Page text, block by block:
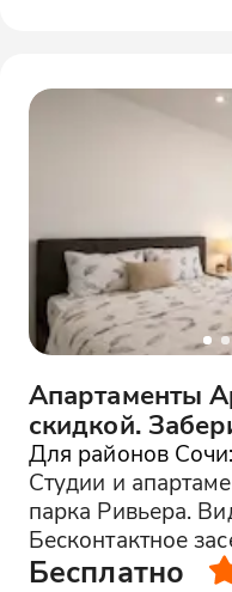
Апартаменты
скидкой.
Для районов
Студии и
парка Ривьера.
Бесконтактное
Бесплатно